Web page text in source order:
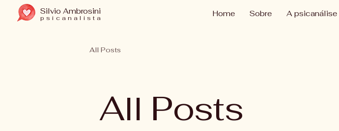
Silvio Ambrosini
psicanalista Home Sobre A psicanálise
All Posts
All Posts